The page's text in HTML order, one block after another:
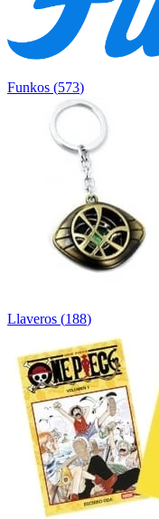
Funkos (573)
Llaveros (188)